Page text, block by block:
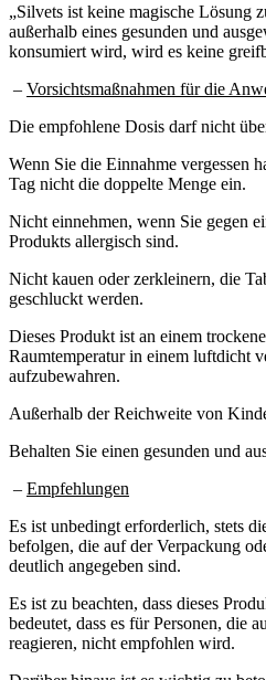
„Silvets ist keine magische Lösung
außerhalb eines gesunden und
konsumiert wird, wird es keine
– Vorsichtsmaßnahmen für die
Die empfohlene Dosis darf nicht
Wenn Sie die Einnahme vergessen
Tag nicht die doppelte Menge ein.
Nicht einnehmen, wenn Sie gegen
Produkts allergisch sind.
Nicht kauen oder zerkleinern, die
geschluckt werden.
Dieses Produkt ist an einem
Raumtemperatur in einem luftdicht
aufzubewahren.
Außerhalb der Reichweite von
Behalten Sie einen gesunden und
– Empfehlungen
Es ist unbedingt erforderlich, stets
befolgen, die auf der Verpackung
deutlich angegeben sind.
Es ist zu beachten, dass dieses
bedeutet, dass es für Personen, die
reagieren, nicht empfohlen wird.